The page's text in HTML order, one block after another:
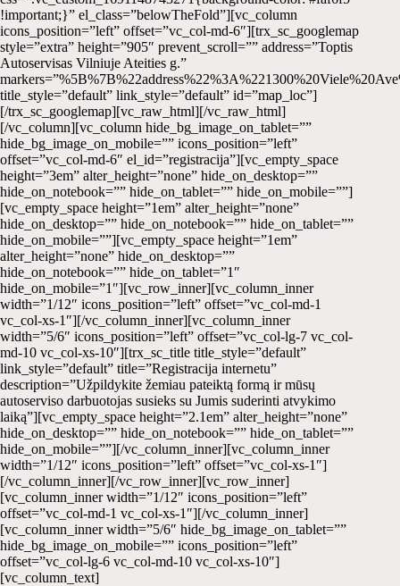
!important;}” el_class=”belowTheFold”][vc_column
icons_position=”left” offset=”vc_col-md-6″][trx_sc_googlemap
style=”extra” height=”905″ prevent_scroll=”” address=”Toptis
Autoservisas Vilniuje Ateities g.”
title_style=”default” link_style=”default” id=”map_loc”]
[/trx_sc_googlemap][vc_raw_html][/vc_raw_html]
[/vc_column][vc_column hide_bg_image_on_tablet=””
hide_bg_image_on_mobile=”” icons_position=”left”
offset=”vc_col-md-6″ el_id=”registracija”][vc_empty_space
height=”3em” alter_height=”none” hide_on_desktop=””
hide_on_notebook=”” hide_on_tablet=”” hide_on_mobile=””]
[vc_empty_space height=”1em” alter_height=”none”
hide_on_desktop=”” hide_on_notebook=”” hide_on_tablet=””
hide_on_mobile=””][vc_empty_space height=”1em”
alter_height=”none” hide_on_desktop=””
hide_on_notebook=”” hide_on_tablet=”1″
hide_on_mobile=”1″][vc_row_inner][vc_column_inner
width=”1/12″ icons_position=”left” offset=”vc_col-md-1
vc_col-xs-1″][/vc_column_inner][vc_column_inner
width=”5/6″ icons_position=”left” offset=”vc_col-lg-7 vc_col-
md-10 vc_col-xs-10″][trx_sc_title title_style=”default”
link_style=”default” title=”Registracija internetu”
description=”Užpildykite žemiau pateiktą formą ir mūsų
autoserviso darbuotojas susieks su Jumis suderinti atvykimo
laiką”][vc_empty_space height=”2.1em” alter_height=”none”
hide_on_desktop=”” hide_on_notebook=”” hide_on_tablet=””
hide_on_mobile=””][/vc_column_inner][vc_column_inner
width=”1/12″ icons_position=”left” offset=”vc_col-xs-1″]
[/vc_column_inner][/vc_row_inner][vc_row_inner]
[vc_column_inner width=”1/12″ icons_position=”left”
offset=”vc_col-md-1 vc_col-xs-1″][/vc_column_inner]
[vc_column_inner width=”5/6″ hide_bg_image_on_tablet=””
hide_bg_image_on_mobile=”” icons_position=”left”
offset=”vc_col-lg-6 vc_col-md-10 vc_col-xs-10″]
[vc_column_text]